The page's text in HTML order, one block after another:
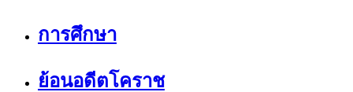
การศึกษา
ย้อนอดีตโคราช